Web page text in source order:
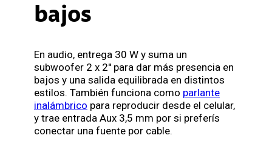
bajos
En audio, entrega 30 W y suma un
subwoofer 2 x 2'' para dar más presencia en
bajos y una salida equilibrada en distintos
estilos. También funciona como parlante
inalámbrico para reproducir desde el celular,
y trae entrada Aux 3,5 mm por si preferís
conectar una fuente por cable.